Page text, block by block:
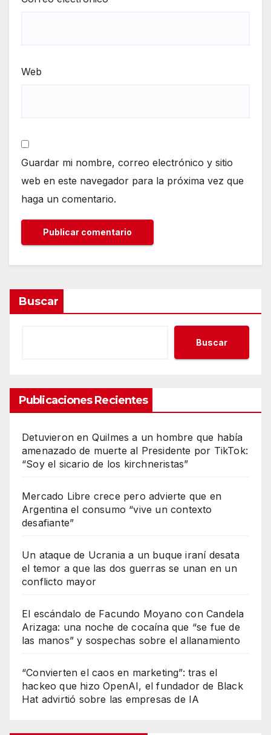
Web
Guardar mi nombre, correo electrónico y sitio
web en este navegador para la próxima vez que
haga un comentario.
Buscar
Buscar
Publicaciones Recientes
Detuvieron en Quilmes a un hombre que había
amenazado de muerte al Presidente por TikTok:
“Soy el sicario de los kirchneristas”
Mercado Libre crece pero advierte que en
Argentina el consumo “vive un contexto
desafiante”
Un ataque de Ucrania a un buque iraní desata
el temor a que las dos guerras se unan en un
conflicto mayor
El escándalo de Facundo Moyano con Candela
Arizaga: una noche de cocaína que “se fue de
las manos” y sospechas sobre el allanamiento
“Convierten el caos en marketing”: tras el
hackeo que hizo OpenAI, el fundador de Black
Hat advirtió sobre las empresas de IA